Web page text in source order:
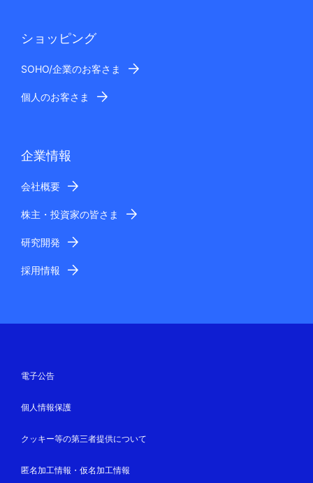
ショッピング
SOHO/企業のお客さま
個人のお客さま
企業情報
会社概要
株主・投資家の皆さま
研究開発
採用情報
電子公告
個人情報保護
クッキー等の第三者提供について
匿名加工情報・仮名加工情報